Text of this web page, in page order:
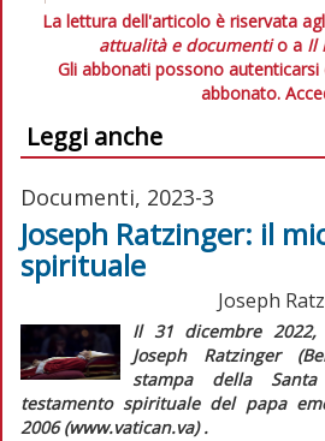
La lettura dell'articolo è riservata
attualità e documentio a Il
Gli abbonati possono
abbonato.
Leggi anche
Documenti, 2023-3
Joseph Ratzinger: il
spirituale
Joseph
Il 31 dicembre
Joseph Ratzinger
stampa della
testamento spirituale del papa
2006 (www.vatican.va) .